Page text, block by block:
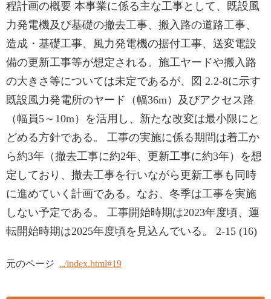
程計画の概要 本事業に係る主な工事として、既設風
力発電機及び基礎の撤去工事、搬入路の道路工事、
造成・基礎工事、風力発電機の据付工事、送変電設
備の更新工事等が想定される。施工ヤードや搬入路
の大きさ等については未定であるが、図 2.2-8に示す
既設風力発電所のヤード（幅36m）及びアクセス路
（幅員5～10m）を活用し、新たな改変は最小限にと
どめる方針である。 工事の実施に係る期間は着工か
ら約3年（撤去工事に約2年、更新工事に約3年）を想
定しており、撤去工事を行いながら更新工事も同時
に進めていく計画である。なお、冬季は工事を実施
しない予定である。 工事開始時期は2023年度頃、運
転開始時期は2025年度頃を見込んでいる。 2-15 (16)
元のページ ../index.html#19